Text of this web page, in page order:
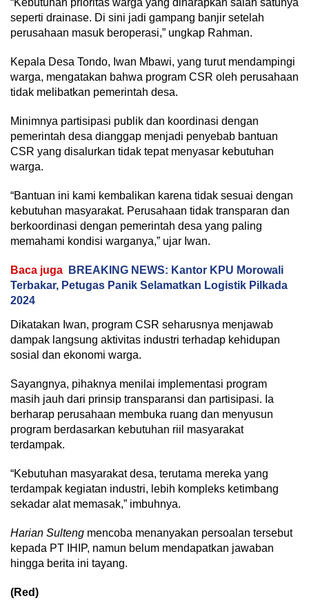
“Kebutuhan prioritas warga yang diharapkan salah satunya
seperti drainase. Di sini jadi gampang banjir setelah
perusahaan masuk beroperasi,” ungkap Rahman.
Kepala Desa Tondo, Iwan Mbawi, yang turut mendampingi
warga, mengatakan bahwa program CSR oleh perusahaan
tidak melibatkan pemerintah desa.
Minimnya partisipasi publik dan koordinasi dengan
pemerintah desa dianggap menjadi penyebab bantuan
CSR yang disalurkan tidak tepat menyasar kebutuhan
warga.
“Bantuan ini kami kembalikan karena tidak sesuai dengan
kebutuhan masyarakat. Perusahaan tidak transparan dan
berkoordinasi dengan pemerintah desa yang paling
memahami kondisi warganya,” ujar Iwan.
Baca juga
BREAKING NEWS: Kantor KPU Morowali
Terbakar, Petugas Panik Selamatkan Logistik Pilkada
2024
Dikatakan Iwan, program CSR seharusnya menjawab
dampak langsung aktivitas industri terhadap kehidupan
sosial dan ekonomi warga.
Sayangnya, pihaknya menilai implementasi program
masih jauh dari prinsip transparansi dan partisipasi. Ia
berharap perusahaan membuka ruang dan menyusun
program berdasarkan kebutuhan riil masyarakat
terdampak.
“Kebutuhan masyarakat desa, terutama mereka yang
terdampak kegiatan industri, lebih kompleks ketimbang
sekadar alat memasak,” imbuhnya.
Harian Sulteng mencoba menanyakan persoalan tersebut
kepada PT IHIP, namun belum mendapatkan jawaban
hingga berita ini tayang.
(Red)